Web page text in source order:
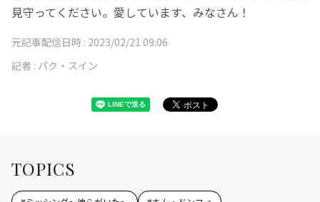
見守ってください。愛しています、みなさん！
元記事配信日時 : 2023/02/21 09:06
記者 : パク・スイン
TOPICS